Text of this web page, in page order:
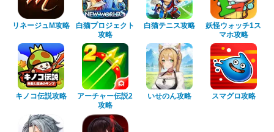
リネージュM攻略
白猫プロジェクト
攻略
白猫テニス攻略
妖怪ウォッチ1ス
マホ攻略
キノコ伝説攻略
アーチャー伝説2
攻略
いせのん攻略 スマグロ攻略